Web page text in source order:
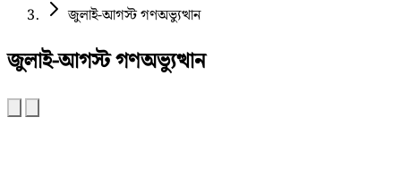
জুলাই-আগস্ট গণঅভ্যুত্থান
জুলাই-আগস্ট গণঅভ্যুত্থান